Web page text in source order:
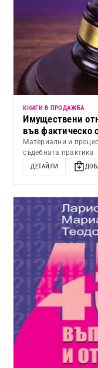
КНИГИ В ПРОДАЖБА
Имуществени
във фактическо
Материални и
съдебната практика
ДЕТАЙЛИ